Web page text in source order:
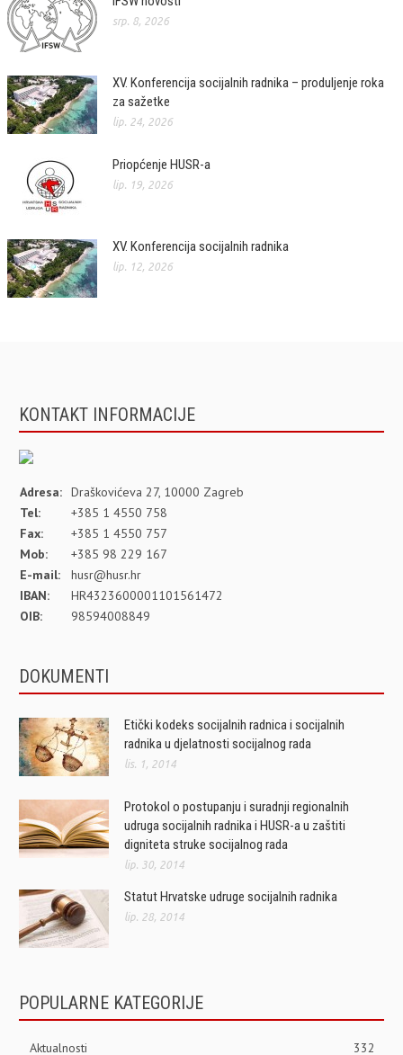
srp. 8, 2026
XV. Konferencija socijalnih radnika – produljenje roka
za sažetke
lip. 24, 2026
Priopćenje HUSR-a
lip. 19, 2026
XV. Konferencija socijalnih radnika
lip. 12, 2026
KONTAKT INFORMACIJE
Adresa: Draškovićeva 27, 10000 Zagreb
Tel:
+385 1 4550 758
Fax:
+385 1 4550 757
Mob:
+385 98 229 167
E-mail:
husr@husr.hr
IBAN:
HR4323600001101561472
OIB:
98594008849
DOKUMENTI
Etički kodeks socijalnih radnica i socijalnih
radnika u djelatnosti socijalnog rada
lis. 1, 2014
Protokol o postupanju i suradnji regionalnih
udruga socijalnih radnika i HUSR-a u zaštiti
digniteta struke socijalnog rada
lip. 30, 2014
Statut Hrvatske udruge socijalnih radnika
lip. 28, 2014
POPULARNE KATEGORIJE
Aktualnosti 332